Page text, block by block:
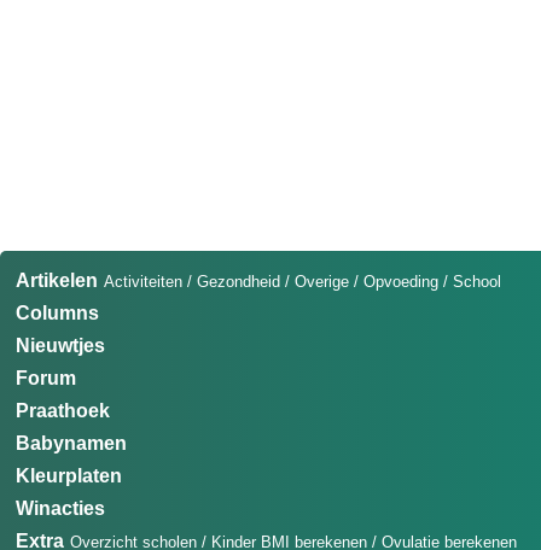
Artikelen Activiteiten / Gezondheid / Overige / Opvoeding / School
Columns
Nieuwtjes
Forum
Praathoek
Babynamen
Kleurplaten
Winacties
Extra Overzicht scholen / Kinder BMI berekenen / Ovulatie berekenen